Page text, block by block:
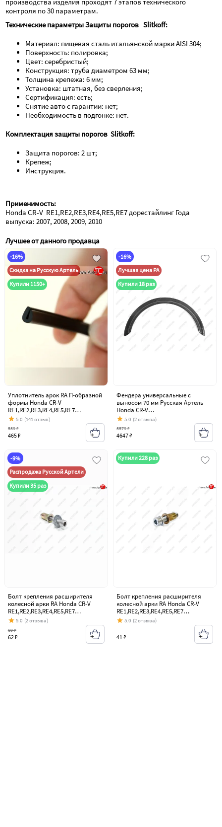
производства изделия проходят 7 этапов технического
контроля по 30 параметрам.
Технические параметры Защиты порогов   Slitkoff:
Материал: пищевая сталь итальянской марки AISI 304;
Поверхность: полировка;
Цвет: серебристый;
Конструкция: труба диаметром 63 мм;
Толщина крепежа: 6 мм;
Установка: штатная, без сверления;
Сертификация: есть;
Снятие авто с гарантии: нет;
Необходимость в подгонке: нет.
Комплектация защиты порогов  Slitkoff:
Защита порогов: 2 шт;
Крепеж;
Инструкция.
Применимость:
Honda CR-V  RE1,RE2,RE3,RE4,RE5,RE7 дорестайлинг Года
выпуска: 2007, 2008, 2009, 2010
Лучшее от данного продавца
-16%
Скидка на Русскую Артель
Купили 1150+
Уплотнитель арок RA П-образной
формы Honda CR-V
RE1,RE2,RE3,RE4,RE5,RE7
дорестайлинг (2007-2010)
5.0 (141 отзыв)
465 ₽
559 ₽
-16%
Лучшая цена РА
Купили 18 раз
Фендера универсальные с
выносом 70 мм Русская Артель
Honda CR-V
RE1,RE2,RE3,RE4,RE5,RE7
дорестайлинг (2007-2010)
5.0 (2 отзыва)
4647 ₽
5579 ₽
-9%
Распродажа Русской Артели
Купили 35 раз
Болт крепления расширителя
колесной арки RA Honda CR-V
RE1,RE2,RE3,RE4,RE5,RE7
дорестайлинг (2007-2010)
5.0 (2 отзыва)
62 ₽
69 ₽
Купили 228 раз
Болт крепления расширителя
колесной арки RA Honda CR-V
RE1,RE2,RE3,RE4,RE5,RE7
дорестайлинг (2007-2010)
5.0 (2 отзыва)
41 ₽